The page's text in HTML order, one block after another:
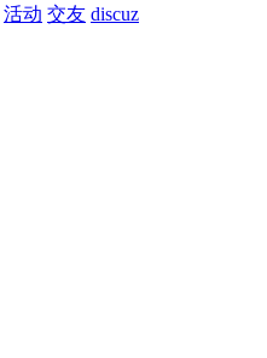
活动 交友 discuz